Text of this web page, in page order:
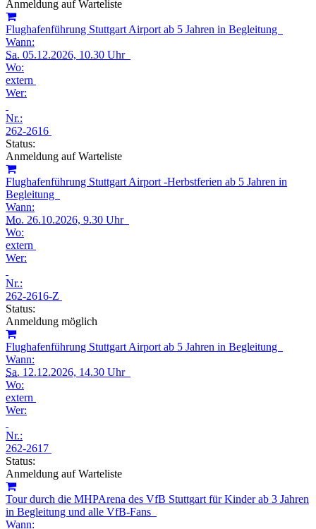
Anmeldung auf Warteliste
Flughafenführung Stuttgart Airport ab 5 Jahren in Begleitung
Wann:
Sa. 05.12.2026, 10.30 Uhr
Wo:
extern
Wer:
Nr.:
262-2616
Status:
Anmeldung auf Warteliste
Flughafenführung Stuttgart Airport -Herbstferien ab 5 Jahren in
Begleitung
Wann:
Mo. 26.10.2026, 9.30 Uhr
Wo:
extern
Wer:
Nr.:
262-2616-Z
Status:
Anmeldung möglich
Flughafenführung Stuttgart Airport ab 5 Jahren in Begleitung
Wann:
Sa. 12.12.2026, 14.30 Uhr
Wo:
extern
Wer:
Nr.:
262-2617
Status:
Anmeldung auf Warteliste
Tour durch die MHPArena des VfB Stuttgart für Kinder ab 3 Jahren
in Begleitung und alle VfB-Fans
Wann: